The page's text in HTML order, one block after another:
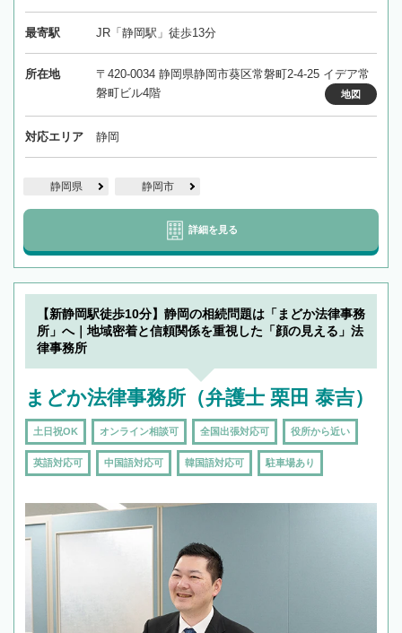
最寄駅 JR「静岡駅」徒歩13分
所在地
〒420-0034 静岡県静岡市葵区常磐町2-4-25 イデア常
磐町ビル4階
地図
対応エリア 静岡
静岡県 静岡市
詳細を見る
【新静岡駅徒歩10分】静岡の相続問題は「まどか法律事務
所」へ｜地域密着と信頼関係を重視した「顔の見える」法
律事務所
まどか法律事務所（弁護士 栗田 泰吉）
土日祝OK オンライン相談可 全国出張対応可 役所から近い
英語対応可 中国語対応可 韓国語対応可 駐車場あり